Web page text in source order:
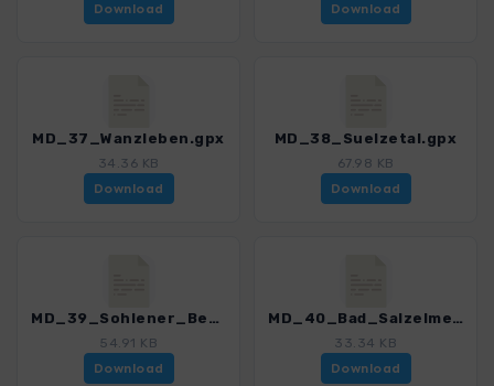
Download
Download
MD_37_Wanzleben.gpx
34.36 KB
Download
MD_38_Suelzetal.gpx
67.98 KB
Download
MD_39_Sohlener_Berge.gpx
54.91 KB
Download
MD_40_Bad_Salzelmen.gpx
33.34 KB
Download